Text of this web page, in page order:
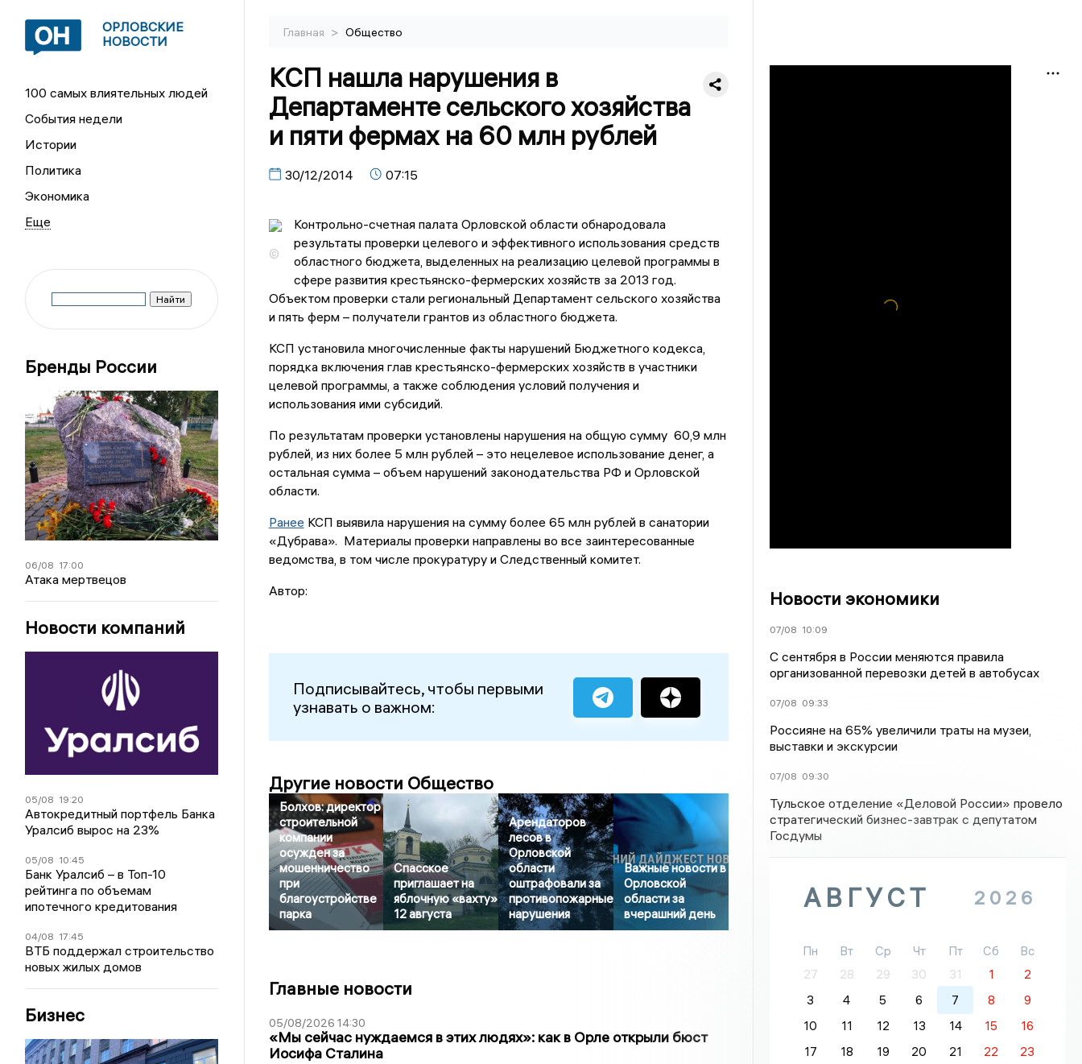
ОРЛОВСКИЕ
НОВОСТИ
100 самых влиятельных людей
События недели
Истории
Политика
Экономика
Бренды России
06/08 17:00
Атака мертвецов
Новости компаний
05/08 19:20
Автокредитный портфель Банка
Уралсиб вырос на 23%
05/08 10:45
Банк Уралсиб – в Топ-10
рейтинга по объемам
ипотечного кредитования
04/08 17:45
ВТБ поддержал строительство
новых жилых домов
Бизнес
Главная > Общество
КСП нашла нарушения в
Департаменте сельского хозяйства
и пяти фермах на 60 млн рублей
30/12/2014 07:15
©
Контрольно-счетная палата Орловской области обнародовала
результаты проверки целевого и эффективного использования средств
областного бюджета, выделенных на реализацию целевой программы в
сфере развития крестьянско-фермерских хозяйств за 2013 год.
Объектом проверки стали региональный Департамент сельского хозяйства
и пять ферм – получатели грантов из областного бюджета.
КСП установила многочисленные факты нарушений Бюджетного кодекса,
порядка включения глав крестьянско-фермерских хозяйств в участники
целевой программы, а также соблюдения условий получения и
использования ими субсидий.
По результатам проверки установлены нарушения на общую сумму 60,9 млн
рублей, из них более 5 млн рублей – это нецелевое использование денег, а
остальная сумма – объем нарушений законодательства РФ и Орловской
области.
Ранее КСП выявила нарушения на сумму более 65 млн рублей в санатории
«Дубрава». Материалы проверки направлены во все заинтересованные
ведомства, в том числе прокуратуру и Следственный комитет.
Автор:
Подписывайтесь, чтобы первыми
узнавать о важном:
Другие новости Общество
Болхов: директор
строительной
компании
осужден за
мошенничество
при
благоустройстве
парка
Спасское
приглашает на
яблочную «вахту»
12 августа
Арендаторов
лесов в
Орловской
области
оштрафовали за
противопожарные
нарушения
Важные новости в
Орловской
области за
вчерашний день
Главные новости
05/08/2026 14:30
«Мы сейчас нуждаемся в этих людях»: как в Орле открыли бюст
Иосифа Сталина
Новости экономики
07/08 10:09
С сентября в России меняются правила
организованной перевозки детей в автобусах
07/08 09:33
Россияне на 65% увеличили траты на музеи,
выставки и экскурсии
07/08 09:30
Тульское отделение «Деловой России» провело
стратегический бизнес-завтрак с депутатом
Госдумы
АВГУСТ 2026
Пн Вт Ср Чт Пт Сб
Вс
27
28 29 30 31 1
2
3
4 5 6 7 8
9
10
11 12 13 14 15
16
17
18 19 20 21 22
23